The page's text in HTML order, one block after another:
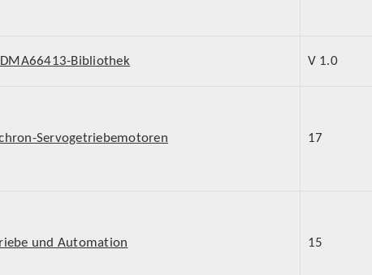
Bibliothek V 1.0
Servogetriebemotoren 17
und Automation 15